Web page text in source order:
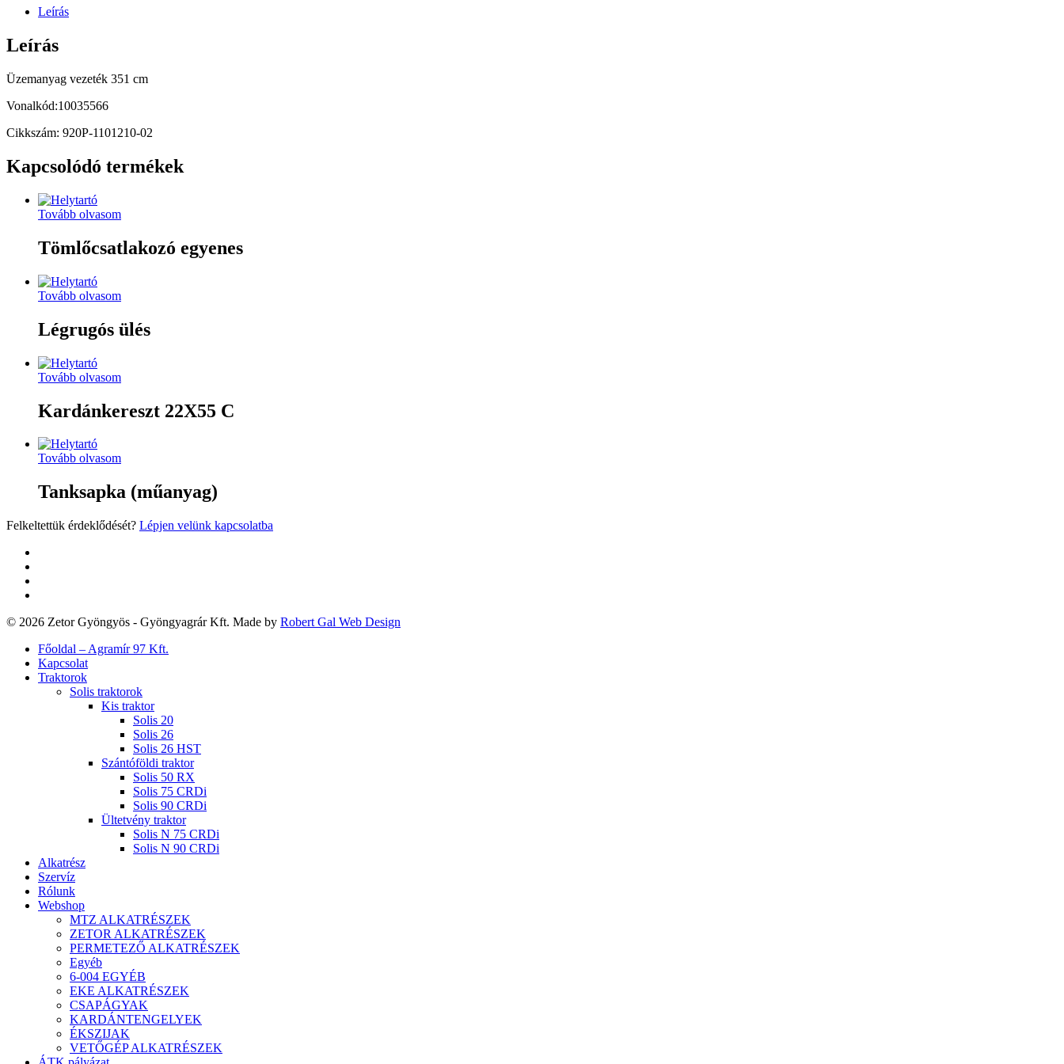
Leírás
Leírás
Üzemanyag vezeték 351 cm
Vonalkód:10035566
Cikkszám: 920P-1101210-02
Kapcsolódó termékek
Tovább olvasom
Tömlőcsatlakozó egyenes
Tovább olvasom
Légrugós ülés
Tovább olvasom
Kardánkereszt 22X55 C
Tovább olvasom
Tanksapka (műanyag)
Felkeltettük érdeklődését? Lépjen velünk kapcsolatba
© 2026 Zetor Gyöngyös - Gyöngyagrár Kft. Made by Robert Gal Web Design
Close
Menu
Főoldal – Agramír 97 Kft.
Kapcsolat
Traktorok
Solis traktorok
Kis traktor
Solis 20
Solis 26
Solis 26 HST
Szántóföldi traktor
Solis 50 RX
Solis 75 CRDi
Solis 90 CRDi
Ültetvény traktor
Solis N 75 CRDi
Solis N 90 CRDi
Alkatrész
Szervíz
Rólunk
Webshop
MTZ ALKATRÉSZEK
ZETOR ALKATRÉSZEK
PERMETEZŐ ALKATRÉSZEK
Egyéb
6-004 EGYÉB
EKE ALKATRÉSZEK
CSAPÁGYAK
KARDÁNTENGELYEK
ÉKSZIJAK
VETŐGÉP ALKATRÉSZEK